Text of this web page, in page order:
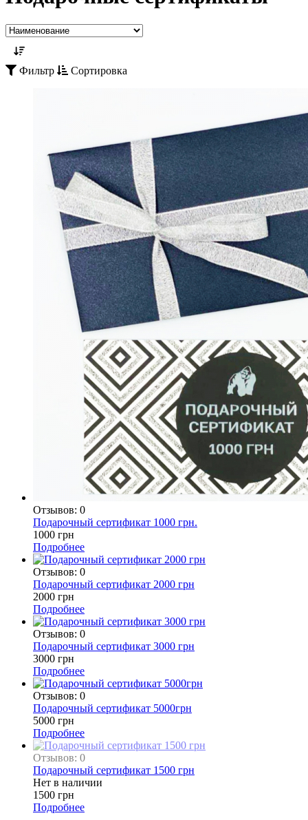
Фильтр Сортировка
Отзывов: 0
Подарочный сертификат 1000 грн.
1000 грн
Подробнее
Отзывов: 0
Подарочный сертификат 2000 грн
2000 грн
Подробнее
Отзывов: 0
Подарочный сертификат 3000 грн
3000 грн
Подробнее
Отзывов: 0
Подарочный сертификат 5000грн
5000 грн
Подробнее
Отзывов: 0
Подарочный сертификат 1500 грн
Нет в наличии
1500 грн
Подробнее